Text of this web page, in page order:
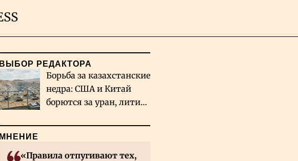
ВЫБОР РЕДАКТОРА
Борьба за казахстанские
недра: США и Китай
борются за уран, литий
МНЕНИЕ
«Правила отпугивают тех,